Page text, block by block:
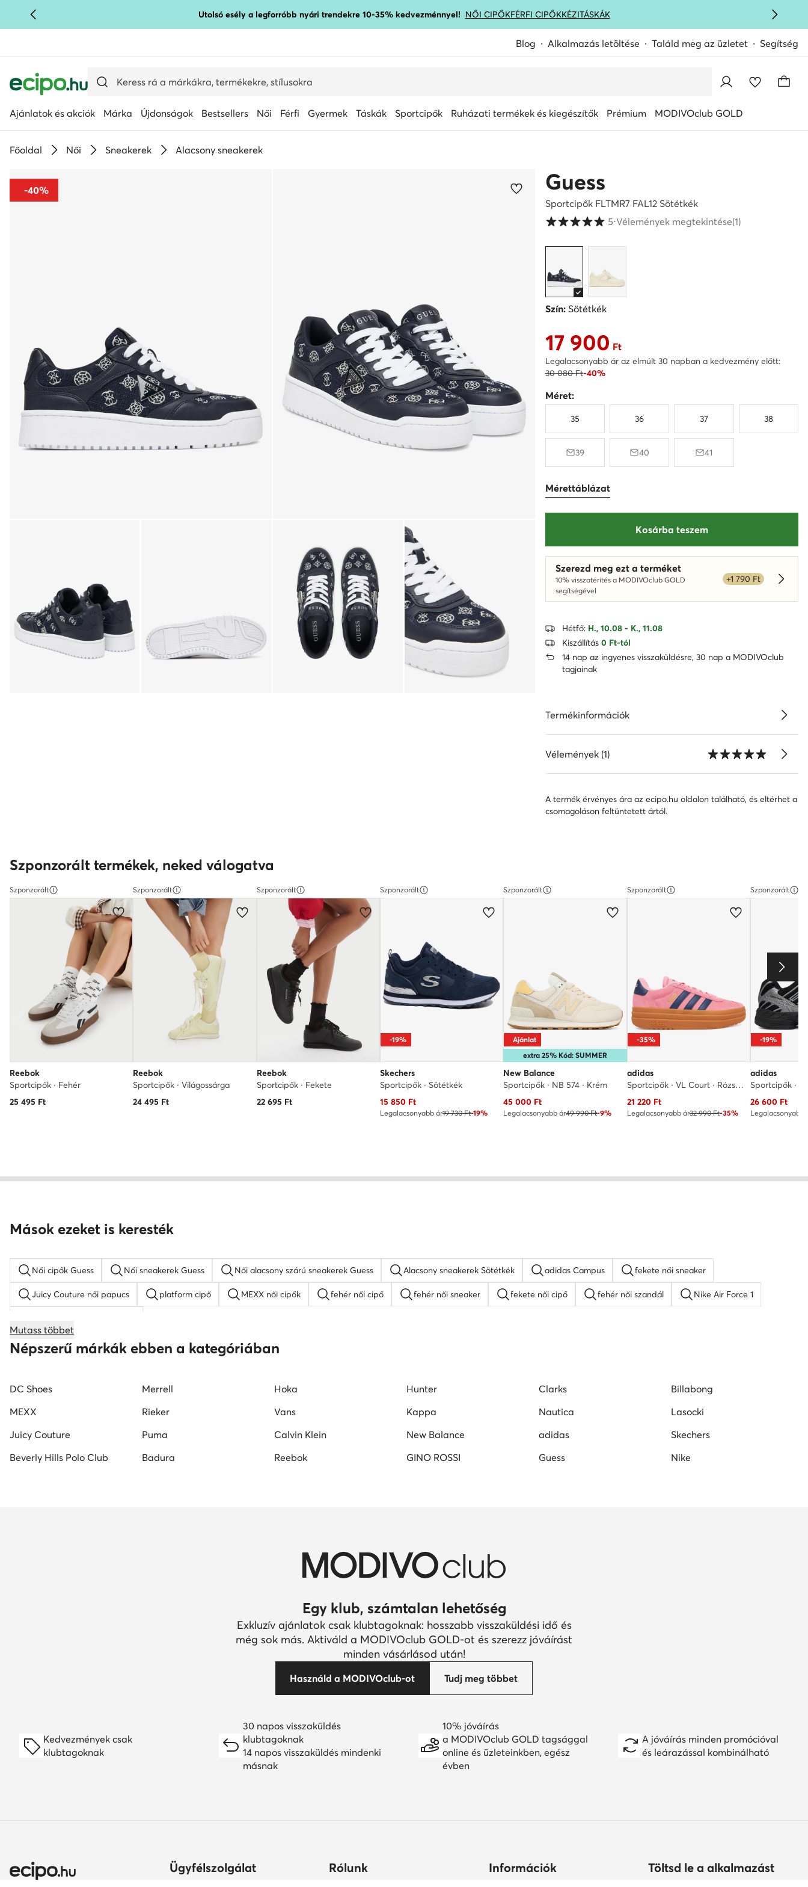
UGRÁS A FŐ TARTALOMRA Utolsó esély a legforróbb nyári trendekre 10-35% kedvezménnyel! NŐI CIPŐKFÉRFI CIPŐKKÉZITÁSKÁK
Blog Alkalmazás letöltése Találd meg az üzletet Segítség
Ajánlatok és akciók Márka Újdonságok Bestsellers Női Férfi Gyermek Táskák Sportcipők Ruházati termékek és kiegészítők Prémium MODIVOclub GOLD
Főoldal Női Sneakerek Alacsony sneakerek
-40% Guess
Sportcipők FLTMR7 FAL12 Sötétkék
Vásárlói értékelések 1-5 skálán
5⋅Vélemények megtekintése(1)
Szín:Sötétkék
Aktuális ár 17 900 Ft
17 900 Ft
Legalacsonyabb ár az elmúlt 30 napban a kedvezmény előtt:
30 080 Ft-40%
Méret:
35 36 37 38
39 40 41
Mérettáblázat
Kosárba teszem
Szerezd meg ezt a terméket
10% visszatérítés a MODIVOclub GOLD
segítségével
+1 790 Ft
Hétfő: H., 10.08 - K., 11.08
Kiszállítás 0 Ft-tól
14 nap az ingyenes visszaküldésre, 30 nap a MODIVOclub
tagjainak
Termékinformációk
Vélemények (1)
A termék érvényes ára az ecipo.hu oldalon található, és eltérhet a
csomagoláson feltüntetett ártól.
Szponzorált termékek, neked válogatva
Szponzorált
Reebok
Sportcipők · Fehér
25 495 Ft
Szponzorált
Reebok
Sportcipők · Világossárga
24 495 Ft
Szponzorált
Reebok
Sportcipők · Fekete
22 695 Ft
Szponzorált
-19%
Skechers
Sportcipők · Sötétkék
Aktuális ár
15 850Ft
Legalacsonyabb ár19 730 Ft-19%
Szponzorált
extra 25% Kód: SUMMER
Ajánlat
New Balance
Sportcipők · NB 574 · Krém
Aktuális ár
45 000 Ft
Legalacsonyabb ár49 990 Ft-9%
Szponzorált
-35%
adidas
Sportcipők · VL Court · Rózsaszín
Aktuális ár
21 220Ft
Legalacsonyabb ár32 990 Ft-35%
Szponzorált
-19%
adidas
Sportcipők ·
Aktuális ár
26 600Ft
Legalacsonyabb
Mások ezeket is keresték
Női cipők Guess Női sneakerek Guess Női alacsony szárú sneakerek Guess Alacsony sneakerek Sötétkék adidas Campus fekete női sneaker
Juicy Couture női papucs platform cipő MEXX női cipők fehér női cipő fehér női sneaker fekete női cipő fehér női szandál Nike Air Force 1
női éksarkú szandálok női magasszárú tornacipők
Mutass többet
Népszerű márkák ebben a kategóriában
DC Shoes Merrell Hoka Hunter Clarks
Billabong
MEXX
Rieker Vans Kappa Nautica
Lasocki
Juicy Couture
Puma Calvin Klein New Balance adidas
Skechers
Beverly Hills Polo Club
Badura Reebok GINO ROSSI Guess Nike
Egy klub, számtalan lehetőség
Exkluzív ajánlatok csak klubtagoknak: hosszabb visszaküldési idő és
még sok más. Aktiváld a MODIVOclub GOLD-ot és szerezz jóváírást
minden vásárlásod után!
Használd a MODIVOclub-ot Tudj meg többet
Kedvezmények csak
klubtagoknak
30 napos visszaküldés
klubtagoknak
14 napos visszaküldés mindenki
másnak
10% jóváírás
a MODIVOclub GOLD tagsággal
online és üzleteinkben, egész
évben
A jóváírás minden promócióval
és leárazással kombinálható
Ügyfélszolgálat Rólunk Információk Töltsd le a alkalmazást